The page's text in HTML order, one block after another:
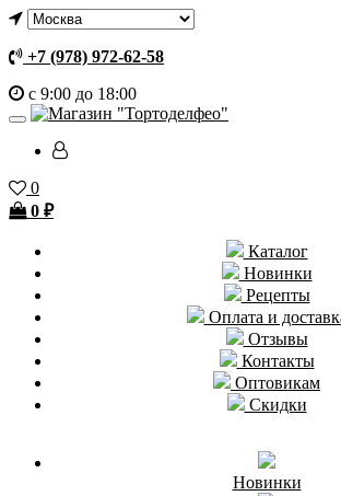
+7 (978) 972-62-58
с 9:00 до 18:00
0
0 ₽
Каталог
Новинки
Рецепты
Оплата и
Отзывы
Контакты
Оптовикам
Скидки
Новинки